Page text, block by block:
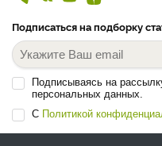
Подписаться на подборку
Подписываясь на
персональных данных.
С Политикой